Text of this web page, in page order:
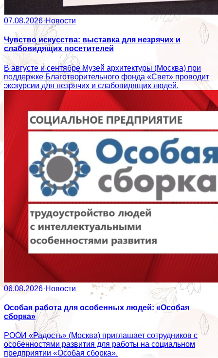
07.08.2026·Новости
Чувство искусства: выставка для незрячих и
слабовидящих посетителей
В августе и сентябре Музей архитектуры (Москва) при
поддержке Благотворительного фонда «Свет» проводит
экскурсии для незрячих и слабовидящих людей.
06.08.2026·Новости
Особая работа для особенных людей: «Особая
сборка»
РООИ «Радость» (Москва) приглашает сотрудников с
особенностями развития для работы на социальном
предприятии «Особая сборка».